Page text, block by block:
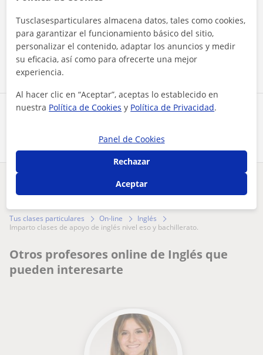
Comparte a este profesor
Al hacer clic, aceptas nuestroaviso legaly deprivacidad
Contactar ahora
¿Hay algún error en este perfil?
Tus clases particulares On-line
Inglés
imparto clases de apoyo de inglés nivel eso y bachillerato.
Otros profesores online de Inglés que
pueden interesarte
Tusclasesparticulares almacena datos, tales como cookies,
para garantizar el funcionamiento básico del sitio,
personalizar el contenido, adaptar los anuncios y medir
su eficacia, así como para ofrecerte una mejor
experiencia.
Al hacer clic en “Aceptar”, aceptas lo establecido en
nuestra Política de Cookies y Política de Privacidad.
Panel de Cookies
Rechazar
Aceptar